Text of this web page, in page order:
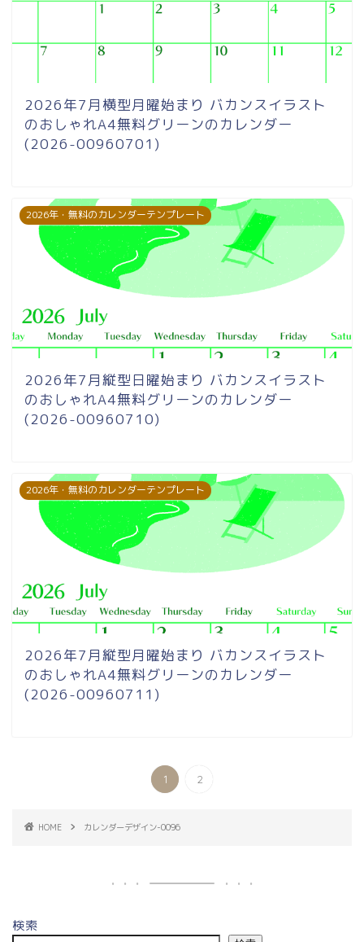
2026年7月横型月曜始まり バカンスイラスト
のおしゃれA4無料グリーンのカレンダー
(2026-00960701)
2026年・無料のカレンダーテンプレート
2026年7月縦型日曜始まり バカンスイラスト
のおしゃれA4無料グリーンのカレンダー
(2026-00960710)
2026年・無料のカレンダーテンプレート
2026年7月縦型月曜始まり バカンスイラスト
のおしゃれA4無料グリーンのカレンダー
(2026-00960711)
1 2
HOME カレンダーデザイン-0096
検索